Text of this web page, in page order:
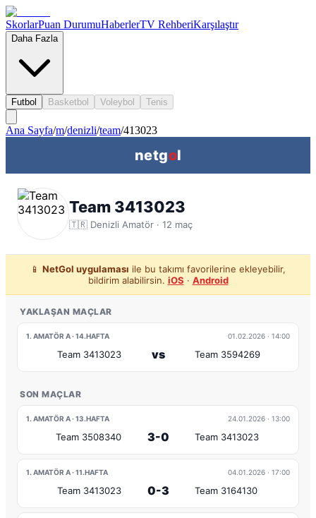
SkorlarPuan DurumuHaberlerTV RehberiKarşılaştır
Daha Fazla
Futbol Basketbol Voleybol Tenis
Ana Sayfa/m/denizli/team/413023
netgol
Team 3413023
🇹🇷 Denizli Amatör · 12 maç
📱 NetGol uygulaması ile bu takımı favorilerine ekleyebilir,
bildirim alabilirsin. iOS · Android
YAKLAŞAN MAÇLAR
1. AMATÖR A · 14.HAFTA 01.02.2026 · 14:00
Team 3413023 vs Team 3594269
SON MAÇLAR
1. AMATÖR A · 13.HAFTA 24.01.2026 · 13:00
Team 3508340 3-0 Team 3413023
1. AMATÖR A · 11.HAFTA 04.01.2026 · 17:00
Team 3413023 0-3 Team 3164130